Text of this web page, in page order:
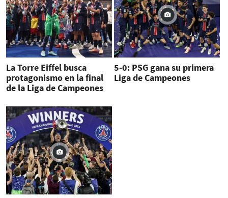
La Torre Eiffel busca
protagonismo en la final
de la Liga de Campeones
5-0: PSG gana su primera
Liga de Campeones